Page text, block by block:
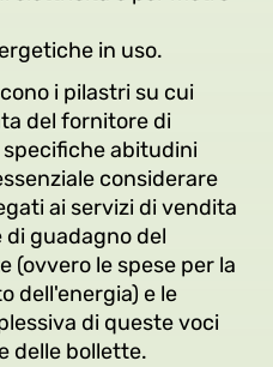
in uso.
i pilastri su cui
del fornitore di
abitudini
considerare
ai servizi di vendita
guadagno del
(ovvero le spese per la
dell'energia) e le
di queste voci
delle bollette.